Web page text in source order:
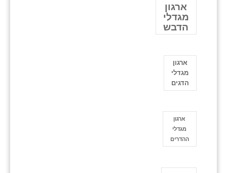
ארגון
מגדלי
הדבש
ארגון
מגדלי
הדגים
ארגון
מגדלי
ההדרים